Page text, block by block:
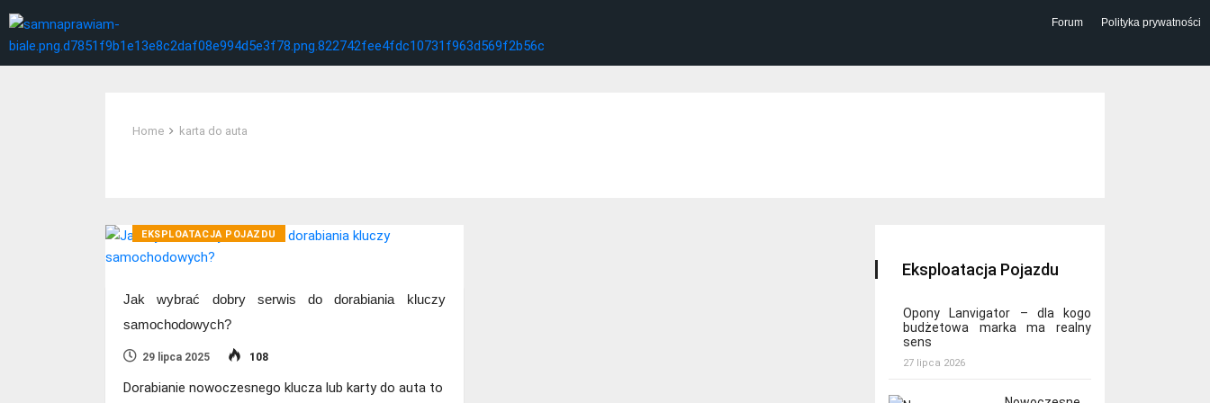
Forum Polityka prywatności
Home karta do auta
EKSPLOATACJA POJAZDU
Jak wybrać dobry serwis do dorabiania kluczy
samochodowych?
29 lipca 2025 108
Dorabianie nowoczesnego klucza lub karty do auta to
Eksploatacja Pojazdu
Opony Lanvigator – dla kogo
budżetowa marka ma realny
sens
27 lipca 2026